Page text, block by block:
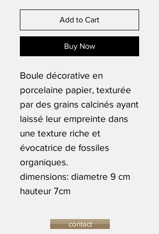
Add to Cart
Buy Now
Boule décorative en
porcelaine papier, texturée
par des grains calcinés ayant
laissé leur empreinte dans
une texture riche et
évocatrice de fossiles
organiques.
dimensions: diametre 9 cm
hauteur 7cm
contact